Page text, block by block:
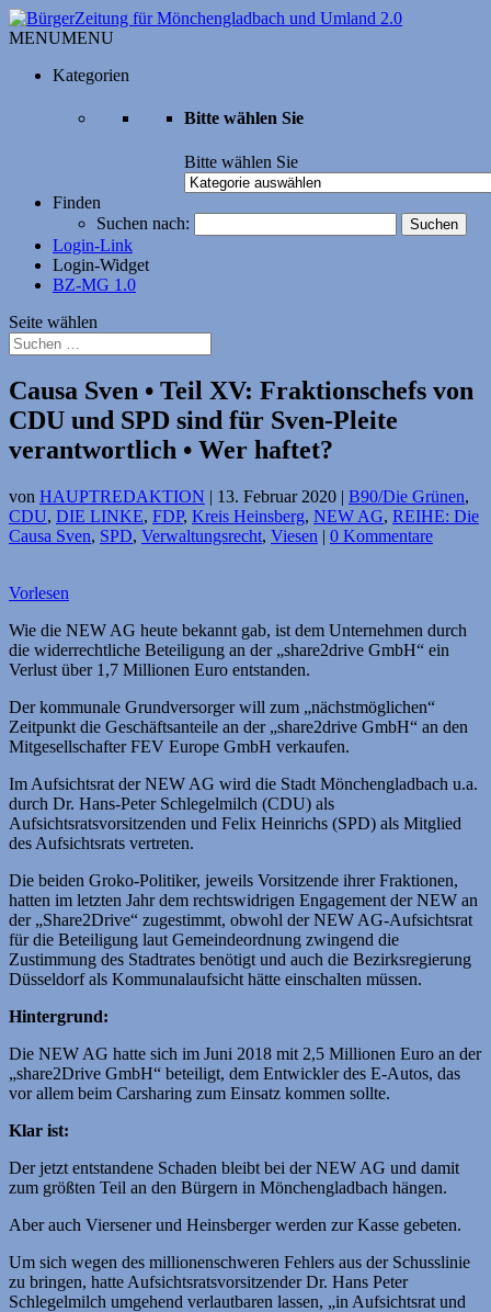
MENUMENU
Kategorien
Bitte wählen Sie
Bitte wählen Sie
Finden
Suchen nach:
Login-Link
Login-Widget
BZ-MG 1.0
Seite wählen
Causa Sven • Teil XV: Fraktionschefs von
CDU und SPD sind für Sven-Pleite
verantwortlich • Wer haftet?
von HAUPTREDAKTION | 13. Februar 2020 | B90/Die Grünen,
CDU, DIE LINKE, FDP, Kreis Heinsberg, NEW AG, REIHE: Die
Causa Sven, SPD, Verwaltungsrecht, Viesen | 0 Kommentare
Vorlesen
Wie die NEW AG heute bekannt gab, ist dem Unternehmen durch
die widerrechtliche Beteiligung an der „share2drive GmbH“ ein
Verlust über 1,7 Millionen Euro entstanden.
Der kommunale Grundversorger will zum „nächstmöglichen“
Zeitpunkt die Geschäftsanteile an der „share2drive GmbH“ an den
Mitgesellschafter FEV Europe GmbH verkaufen.
Im Aufsichtsrat der NEW AG wird die Stadt Mönchengladbach u.a.
durch Dr. Hans-Peter Schlegelmilch (CDU) als
Aufsichtsratsvorsitzenden und Felix Heinrichs (SPD) als Mitglied
des Aufsichtsrats vertreten.
Die beiden Groko-Politiker, jeweils Vorsitzende ihrer Fraktionen,
hatten im letzten Jahr dem rechtswidrigen Engagement der NEW an
der „Share2Drive“ zugestimmt, obwohl der NEW AG-Aufsichtsrat
für die Beteiligung laut Gemeindeordnung zwingend die
Zustimmung des Stadtrates benötigt und auch die Bezirksregierung
Düsseldorf als Kommunalaufsicht hätte einschalten müssen.
Hintergrund:
Die NEW AG hatte sich im Juni 2018 mit 2,5 Millionen Euro an der
„share2Drive GmbH“ beteiligt, dem Entwickler des E-Autos, das
vor allem beim Carsharing zum Einsatz kommen sollte.
Klar ist:
Der jetzt entstandene Schaden bleibt bei der NEW AG und damit
zum größten Teil an den Bürgern in Mönchengladbach hängen.
Aber auch Viersener und Heinsberger werden zur Kasse gebeten.
Um sich wegen des millionenschweren Fehlers aus der Schusslinie
zu bringen, hatte Aufsichtsratsvorsitzender Dr. Hans Peter
Schlegelmilch umgehend verlautbaren lassen, „in Aufsichtsrat und